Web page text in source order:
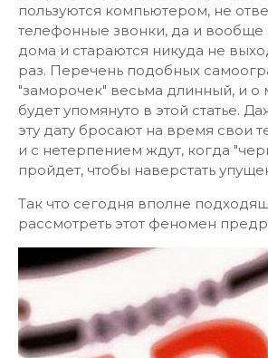
пользуются компьютером, не
телефонные звонки, да и вообще
дома и стараются никуда не
раз. Перечень подобных
"заморочек" весьма длинный, и о
будет упомянуто в этой статье.
эту дату бросают на время свои
и с нетерпением ждут, когда
пройдет, чтобы наверстать
Так что сегодня вполне
рассмотреть этот феномен